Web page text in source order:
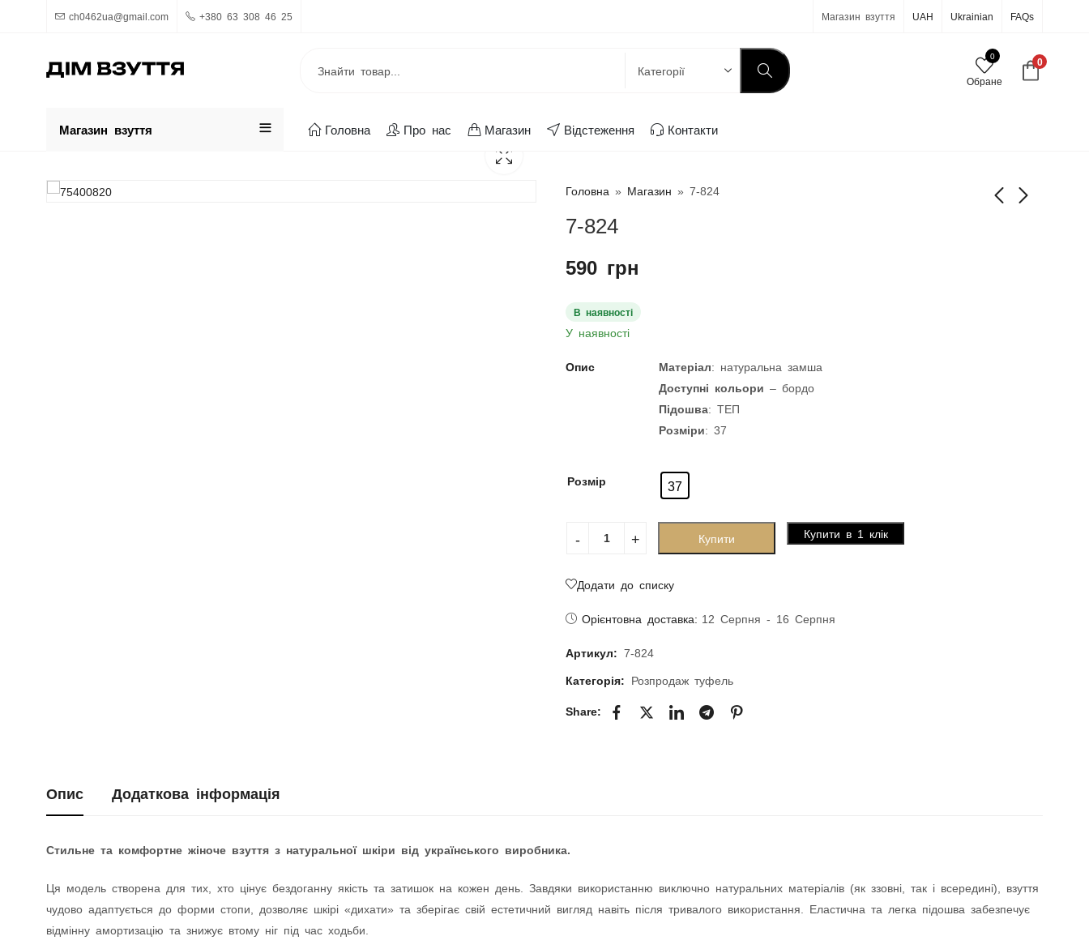
ch0462ua@gmail.com +380 63 308 46 25 Магазин взуття UAH Ukrainian FAQs
0
Обране
0
Магазин взуття Головна Про нас Магазин Відстеження Контакти
Головна » Магазин » 7-824
7-824
590 грн
В наявності
У наявності
Опис Матеріал: натуральна замша
Доступні кольори – бордо
Підошва: ТЕП
Розміри: 37
Розмір 37
Купити Купити в 1 клік
Додати до списку
Орієнтовна доставка: 12 Серпня - 16 Серпня
Артикул: 7-824
Категорія: Розпродаж туфель
Share:
Опис Додаткова інформація
Стильне та комфортне жіноче взуття з натуральної шкіри від українського виробника.
Ця модель створена для тих, хто цінує бездоганну якість та затишок на кожен день. Завдяки використанню виключно натуральних матеріалів (як ззовні, так і всередині), взуття
чудово адаптується до форми стопи, дозволяє шкірі «дихати» та зберігає свій естетичний вигляд навіть після тривалого використання. Еластична та легка підошва забезпечує
відмінну амортизацію та знижує втому ніг під час ходьби.